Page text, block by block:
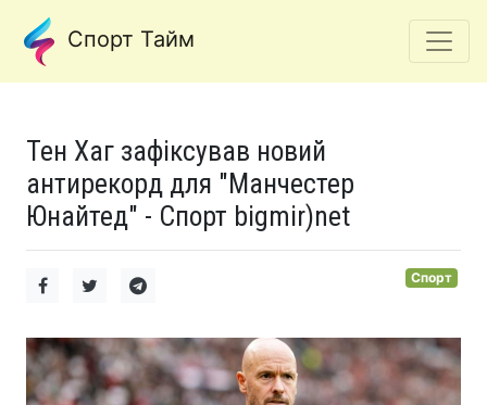
Спорт Тайм
Тен Хаг зафіксував новий
антирекорд для "Манчестер
Юнайтед" - Спорт bigmir)net
Спорт